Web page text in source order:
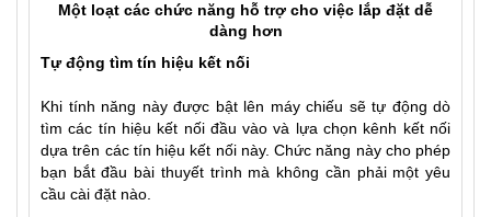
Một loạt các chức năng hỗ trợ cho việc lắp đặt dễ
dàng hơn
Tự động tìm tín hiệu kết nối
Khi tính năng này được bật lên máy chiếu sẽ tự động dò
tìm các tín hiệu kết nối đầu vào và lựa chọn kênh kết nối
dựa trên các tín hiệu kết nối này. Chức năng này cho phép
bạn bắt đầu bài thuyết trình mà không cần phải một yêu
cầu cài đặt nào.